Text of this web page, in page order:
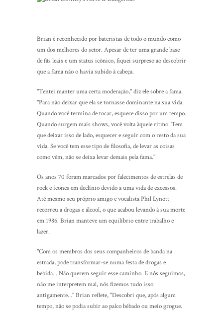
Brian é reconhecido por bateristas de todo o mundo como
um dos melhores do setor. Apesar de ter uma grande base
de fãs leais e um status icônico, fiquei surpreso ao descobrir
que a fama não o havia subido à cabeça.
"Tentei manter uma certa moderação," diz ele sobre a fama.
"Para não deixar que ela se tornasse dominante na sua vida.
Quando você termina de tocar, esquece disso por um tempo.
Quando surgem mais shows, você volta àquele ritmo. Tem
que deixar isso de lado, esquecer e seguir com o resto da sua
vida. Se você tem esse tipo de filosofia, de levar as coisas
como vêm, não se deixa levar demais pela fama."
Os anos 70 foram marcados por falecimentos de estrelas de
rock e ícones em declínio devido a uma vida de excessos.
Até mesmo seu próprio amigo e vocalista Phil Lynott
recorreu a drogas e álcool, o que acabou levando à sua morte
em 1986. Brian manteve um equilíbrio entre trabalho e
lazer.
"Com os membros dos seus companheiros de banda na
estrada, pode transformar-se numa festa de drogas e
bebida... Não querem seguir esse caminho. E nós seguimos,
não me interpretem mal, nós fizemos tudo isso
antigamente..." Brian reflete, "Descobri que, após algum
tempo, não se podia subir ao palco bêbado ou meio grogue.